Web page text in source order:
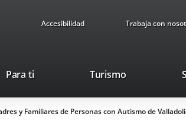
Accesibilidad Trabaja con
Para ti TurismoEste
se
abrirá
y Familiares de Personas con Autismo de